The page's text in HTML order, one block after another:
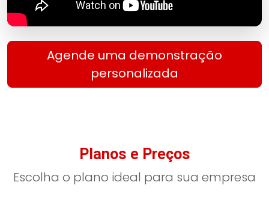
Agende uma demonstração
personalizada
Planos e Preços
Escolha o plano ideal para sua empresa